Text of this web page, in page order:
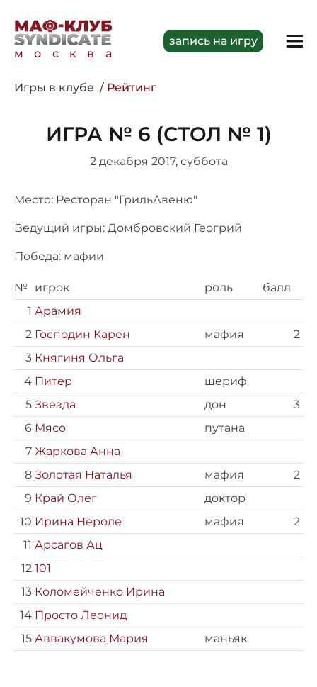
москва
запись на игру
Игры в клубе Рейтинг
ИГРА № 6 (СТОЛ № 1)
2 декабря 2017, суббота
Место: Ресторан "ГрильАвеню"
Ведущий игры: Домбровский Геогрий
Победа: мафии
№ игрок роль
балл
1 Арамия
2 Господин Карен мафия
2
3 Княгиня Ольга
4 Питер
шериф
5 Звезда дон
3
6 Мясо
путана
7 Жаркова Анна
8 Золотая Наталья мафия
2
9 Край Олег
доктор
10 Ирина Нероле мафия
2
11 Арсагов Ац
12 101
13 Коломейченко Ирина
14 Просто Леонид
15 Аввакумова Мария маньяк